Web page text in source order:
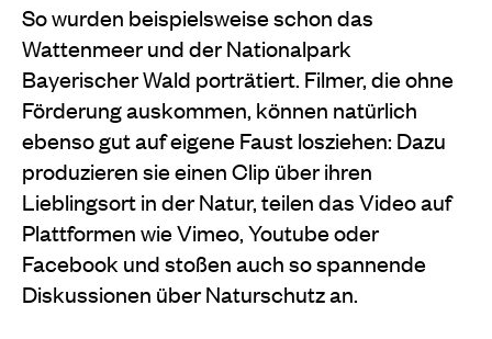
So wurden beispielsweise schon das
Wattenmeer und der Nationalpark
Bayerischer Wald porträtiert. Filmer, die ohne
Förderung auskommen, können natürlich
ebenso gut auf eigene Faust losziehen: Dazu
produzieren sie einen Clip über ihren
Lieblingsort in der Natur, teilen das Video auf
Plattformen wie Vimeo, Youtube oder
Facebook und stoßen auch so spannende
Diskussionen über Naturschutz an.